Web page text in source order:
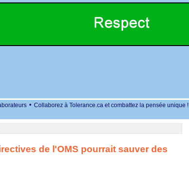
• Collaborez à Tolerance.ca et combattez la pensée unique !
de l'OMS pourrait sauver des